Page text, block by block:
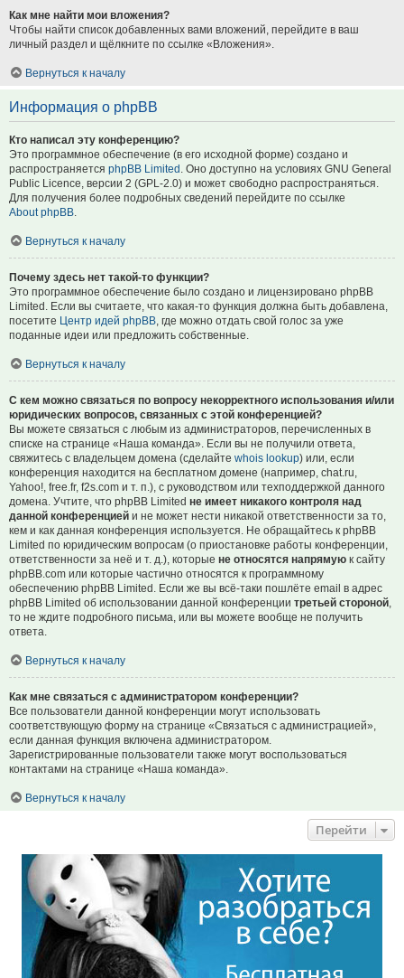
Как мне найти мои вложения?
Чтобы найти список добавленных вами вложений, перейдите в ваш
личный раздел и щёлкните по ссылке «Вложения».
Вернуться к началу
Информация о phpBB
Кто написал эту конференцию?
Это программное обеспечение (в его исходной форме) создано и
распространяется phpBB Limited . Оно доступно на условиях GNU General
Public Licence, версии 2 (GPL-2.0) и может свободно распространяться.
Для получения более подробных сведений перейдите по ссылке
About phpBB
Вернуться к началу
Почему здесь нет такой-то функции?
Это программное обеспечение было создано и лицензировано phpBB
Limited. Если вы считаете, что какая-то функция должна быть добавлена,
посетите Центр идей phpBB , где можно отдать свой голос за уже
поданные идеи или предложить собственные.
Вернуться к началу
С кем можно связаться по вопросу некорректного использования и/или
юридических вопросов, связанных с этой конференцией?
Вы можете связаться с любым из администраторов, перечисленных в
списке на странице «Наша команда». Если вы не получили ответа,
свяжитесь с владельцем домена (сделайте whois lookup) или, если
конференция находится на бесплатном домене (например, chat.ru,
Yahoo!, free.fr, f2s.com и т. п.), с руководством или техподдержкой данного
домена. Учтите, что phpBB Limited не имеет никакого контроля над
данной конференцией и не может нести никакой ответственности за то,
кем и как данная конференция используется. Не обращайтесь к phpBB
Limited по юридическим вопросам (о приостановке работы конференции,
ответственности за неё и т. д.), которые не относятся напрямую к сайту
phpBB.com или которые частично относятся к программному
обеспечению phpBB Limited. Если же вы всё-таки пошлёте email в адрес
phpBB Limited об использовании данной конференции третьей стороной
то не ждите подробного письма, или вы можете вообще не получить
ответа.
Вернуться к началу
Как мне связаться с администратором конференции?
Все пользователи данной конференции могут использовать
соответствующую форму на странице «Связаться с администрацией»,
если данная функция включена администратором.
Зарегистрированные пользователи также могут воспользоваться
контактами на странице «Наша команда».
Вернуться к началу
Перейти